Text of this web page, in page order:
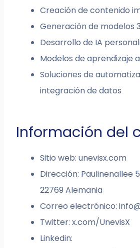
Creación de contenido
Generación de modelos
Desarrollo de IA
Modelos de aprendizaje
Soluciones de
integración de datos
Información del
Sitio web: unevisx.com
Dirección: Paulinenallee
22769 Alemania
Correo electrónico:
Twitter: x.com/UnevisX
Linkedin: